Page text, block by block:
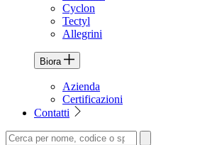
Cyclon
Tectyl
Allegrini
Biora
Azienda
Certificazioni
Contatti